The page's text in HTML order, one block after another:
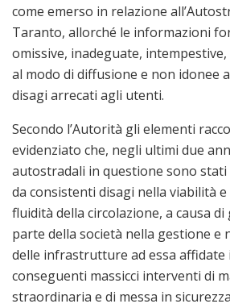
come emerso in relazione
Taranto, allorché le informazioni
omissive, inadeguate,
al modo di diffusione e non idonee
disagi arrecati agli utenti.
Secondo l’Autorità gli elementi
evidenziato che, negli ultimi due
autostradali in questione sono
da consistenti disagi nella viabilità
fluidità della circolazione, a causa di
parte della società nella gestione e
delle infrastrutture ad essa affidate
conseguenti massicci interventi di
straordinaria e di messa in